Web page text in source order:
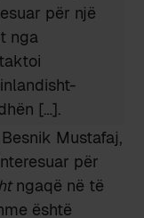
për një
nga
[…].
Mustafaj,
për
ngaqë në të
është